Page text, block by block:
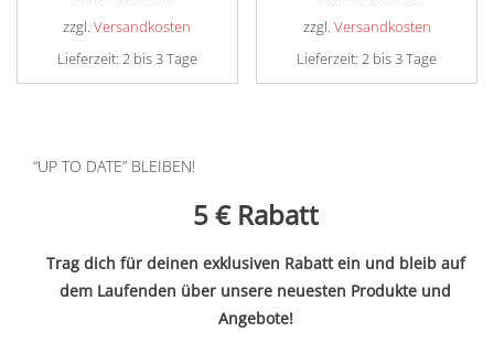
zzgl.Versandkosten
Lieferzeit: 2 bis 3 Tage
zzgl. Versandkosten
Lieferzeit:2 bis 3 Tage
“UP TO DATE” BLEIBEN!
5 € Rabatt
Trag dich für deinen exklusiven Rabatt ein und bleib auf
dem Laufenden über unsere neuesten Produkte und
Angebote!